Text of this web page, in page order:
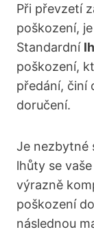
Při převzetí
poškození,
Standardní
poškození,
předání, činí
doručení.
Je nezbytné
lhůty se
výrazně
poškození
následnou